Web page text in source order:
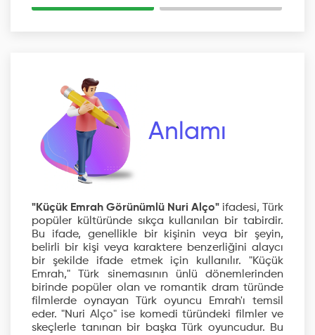
Anlamı
"Küçük Emrah Görünümlü Nuri Alço" ifadesi, Türk
popüler kültüründe sıkça kullanılan bir tabirdir.
Bu ifade, genellikle bir kişinin veya bir şeyin,
belirli bir kişi veya karaktere benzerliğini alaycı
bir şekilde ifade etmek için kullanılır. "Küçük
Emrah," Türk sinemasının ünlü dönemlerinden
birinde popüler olan ve romantik dram türünde
filmlerde oynayan Türk oyuncu Emrah'ı temsil
eder. "Nuri Alço" ise komedi türündeki filmler ve
skeçlerle tanınan bir başka Türk oyuncudur. Bu